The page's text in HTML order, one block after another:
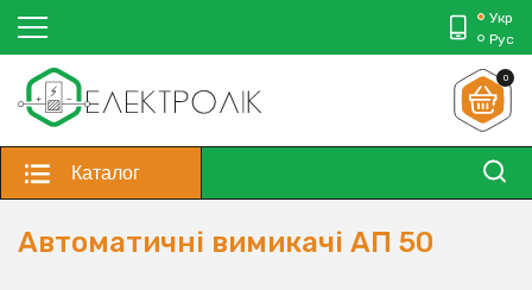
Укр
Рус
0
Каталог
Автоматичні вимикачі АП 50